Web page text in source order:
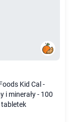
Kid Cal -
i minerały - 100
tabletek